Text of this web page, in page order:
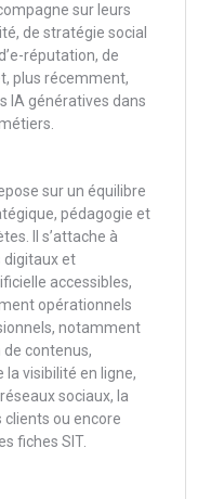
sur leurs
de stratégie social
réputation, de
plus récemment,
IA génératives dans
sur un équilibre
pédagogie et
Il s’attache à
digitaux et
accessibles,
opérationnels
notamment
de contenus,
la visibilité en ligne,
sociaux, la
clients ou encore
fiches SIT.